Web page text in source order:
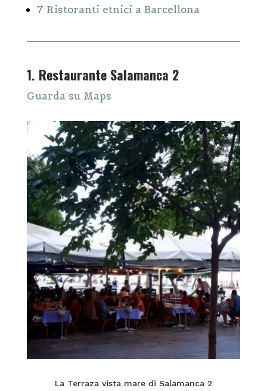
7 Ristoranti etnici a Barcellona
1. Restaurante Salamanca 2
Guarda su Maps
La Terraza vista mare di Salamanca 2